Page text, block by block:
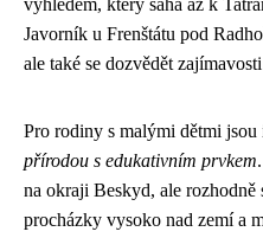
výhledem, který sahá až k
Javorník u Frenštátu pod
ale také se dozvědět
Pro rodiny s malými dětmi jsou
přírodou s edukativním prvkem
na okraji Beskyd, ale rozhodně
procházky vysoko nad zemí a